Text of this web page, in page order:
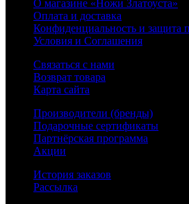
О магазине «Ножи Златоуста»
Оплата и доставка
Конфиденциальность и защита
Условия и Соглашения
Связаться с нами
Возврат товара
Карта сайта
Производители (бренды)
Подарочные сертификаты
Партнёрская программа
Акции
История заказов
Рассылка